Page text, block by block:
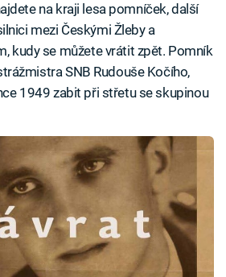
na kraji lesa pomníček, další
mezi Českými Žleby a
kudy se můžete vrátit zpět. Pomník
SNB Rudouše Kočího,
1949 zabit při střetu se skupinou